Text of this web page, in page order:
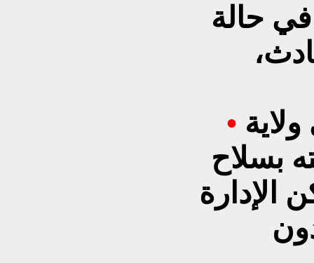
6 منهم في حالة
بسلاح
لكن الإدارة